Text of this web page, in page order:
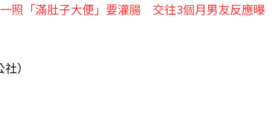
照「滿肚子大便」要灌腸 交往3個月男友反應曝
）